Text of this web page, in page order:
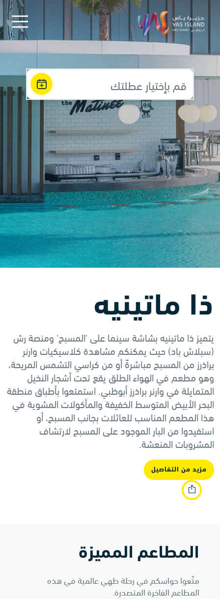
قم بإختيار عطلتك
ذا ماتينيه
يتميز ذا ماتينيه بشاشة سينما على 'المسبح' ومنصة رش
(سبلاش باد) حيث يمكنكم مشاهدة كلاسيكيات وارنر
براذرز من المسبح مباشرةً أو من كراسي التشمس المريحة،
وهو مطعم في الهواء الطلق يقع تحت أشجار النخيل
المتمايلة في وارنر براذرز أبوظبي. استمتعوا بأطباق منطقة
البحر الأبيض المتوسط ​​الخفيفة والمأكولات المشوية في
هذا المطعم المناسب للعائلات بجانب المسبح، أو
استفيدوا من البار الموجود على المسبح لارتشاف
المشروبات المنعشة.
مزيد من التفاصيل
المطاعم المميزة
متّعوا حواسكم في رحلة طهي عالمية في هذه
المطاعم الفاخرة المتصدرة.